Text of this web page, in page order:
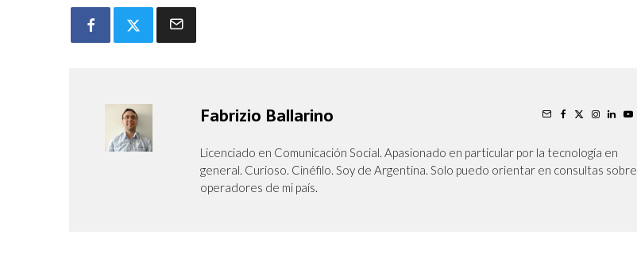
Fabrizio Ballarino
Licenciado en Comunicación Social. Apasionado en particular por la tecnología en
general. Curioso. Cinéfilo. Soy de Argentina. Solo puedo orientar en consultas sobre
operadores de mi país.